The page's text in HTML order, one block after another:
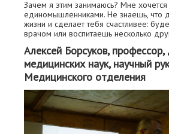
Зачем я этим занимаюсь? Мне хочется
единомышленниками. Не знаешь, что
жизни и сделает тебя счастливее:
врачом или воспитаешь несколько
Алексей Борсуков, профессор,
медицинских наук, научный
Медицинского отделения